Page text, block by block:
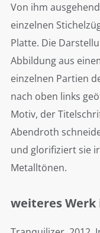
Von ihm
einzelnen
Platte. Die
Abbildung aus
einzelnen Partien
nach oben links
Motiv, der
Abendroth
und glorifiziert sie
Metalltönen.
weiteres Werk